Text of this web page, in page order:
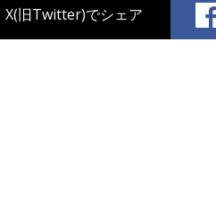
X(旧Twitter)でシェア